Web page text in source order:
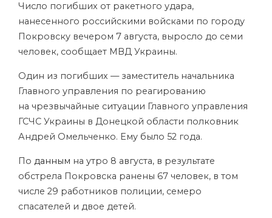
Число погибших от ракетного удара,
нанесенного российскими войсками по городу
Покровску вечером 7 августа, выросло до семи
человек, сообщает МВД Украины.
Один из погибших — заместитель начальника
Главного управления по реагированию
на чрезвычайные ситуации Главного управления
ГСЧС Украины в Донецкой области полковник
Андрей Омельченко. Ему было 52 года.
По данным на утро 8 августа, в результате
обстрела Покровска ранены 67 человек, в том
числе 29 работников полиции, семеро
спасателей и двое детей.